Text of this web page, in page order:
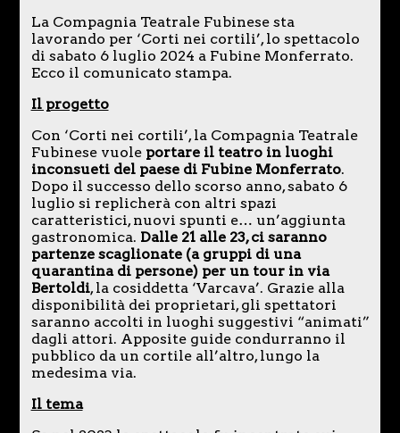
La Compagnia Teatrale Fubinese sta
lavorando per ‘Corti nei cortili’, lo spettacolo
di sabato 6 luglio 2024 a Fubine Monferrato.
Ecco il comunicato stampa.
Il progetto
Con ‘Corti nei cortili’, la Compagnia Teatrale
Fubinese vuole portare il teatro in luoghi
inconsueti del paese di Fubine Monferrato.
Dopo il successo dello scorso anno, sabato 6
luglio si replicherà con altri spazi
caratteristici, nuovi spunti e… un’aggiunta
gastronomica. Dalle 21 alle 23, ci saranno
partenze scaglionate (a gruppi di una
quarantina di persone) per un tour in via
Bertoldi, la cosiddetta ‘Varcava’. Grazie alla
disponibilità dei proprietari, gli spettatori
saranno accolti in luoghi suggestivi “animati”
dagli attori. Apposite guide condurranno il
pubblico da un cortile all’altro, lungo la
medesima via.
Il tema